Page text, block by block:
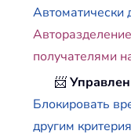
Автоматически
получателями
📨
Блокировать
другим